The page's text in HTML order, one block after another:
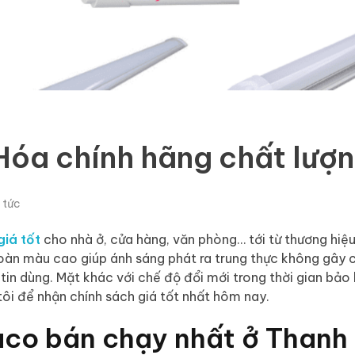
chính hãng chất
tức
tốt cho nhà ở, cửa hàng, văn phòng… tới từ thương
màu cao giúp ánh sáng phát ra trung thực không
dùng. Mặt khác với chế độ đổi mới trong thời gian
để nhận chính sách giá tốt nhất hôm nay.
bán chạy nhất ở Thanh